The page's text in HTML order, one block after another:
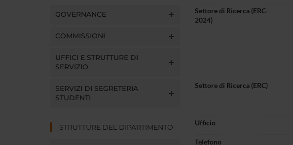
GOVERNANCE
COMMISSIONI
UFFICI E STRUTTURE DI
SERVIZIO
SERVIZI DI SEGRETERIA
STUDENTI
STRUTTURE DEL DIPARTIMENTO
Settore di Ricerca (ERC-
2024)
Settore di Ricerca (ERC)
Ufficio
Telefono